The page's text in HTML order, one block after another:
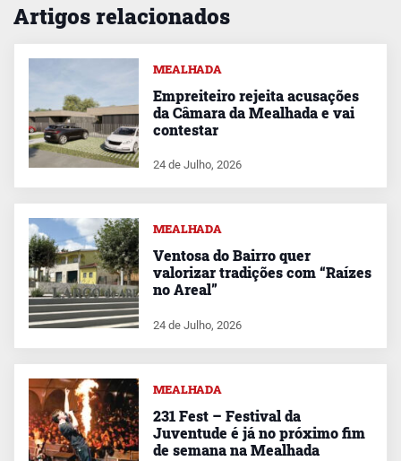
Artigos relacionados
MEALHADA
Empreiteiro rejeita acusações
da Câmara da Mealhada e vai
contestar
24 de Julho, 2026
MEALHADA
Ventosa do Bairro quer
valorizar tradições com “Raízes
no Areal”
24 de Julho, 2026
MEALHADA
231 Fest – Festival da
Juventude é já no próximo fim
de semana na Mealhada